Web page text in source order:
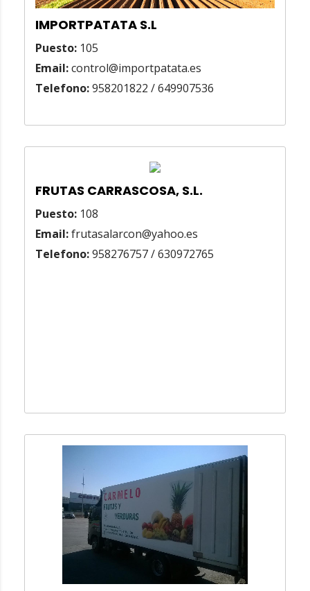
IMPORTPATATA S.L
Puesto: 105
Email:control@importpatata.es
Telefono:958201822 / 649907536
FRUTAS CARRASCOSA, S.L.
Puesto: 108
Email:frutasalarcon@yahoo.es
Telefono:958276757 / 630972765